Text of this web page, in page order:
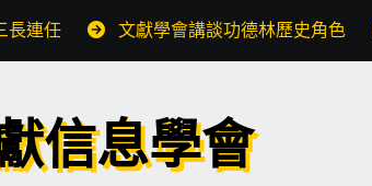
長連任 文獻學會講談功德林歷史角色
信息學會